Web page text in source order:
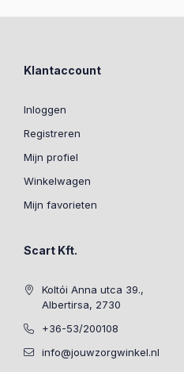
Klantaccount
Inloggen
Registreren
Mijn profiel
Winkelwagen
Mijn favorieten
Scart Kft.
Koltói Anna utca 39.,
Albertirsa, 2730
+36-53/200108
info@jouwzorgwinkel.nl